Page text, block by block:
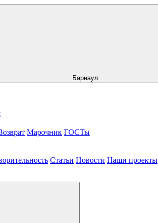
Барнаул
Марочник ГОСТы
Статьи Новости Наши проекты